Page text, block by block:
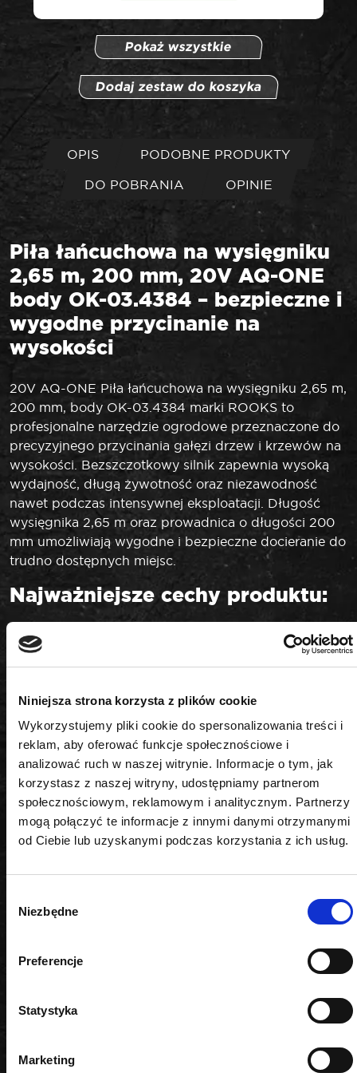
Niniejsza strona korzysta z plików cookie
Wykorzystujemy pliki cookie do spersonalizowania treści i
reklam, aby oferować funkcje społecznościowe i
analizować ruch w naszej witrynie. Informacje o tym, jak
korzystasz z naszej witryny, udostępniamy partnerom
społecznościowym, reklamowym i analitycznym. Partnerzy
mogą połączyć te informacje z innymi danymi otrzymanymi
od Ciebie lub uzyskanymi podczas korzystania z ich usług.
zgody
Niezbędne
Preferencje
Statystyka
Marketing
Pokaż wszystkie
Dodaj zestaw do koszyka
OPIS
PODOBNE PRODUKTY
DO POBRANIA
OPINIE
Piła łańcuchowa na wysięgniku
2,65 m, 200 mm, 20V AQ-ONE
body OK-03.4384 – bezpieczne i
wygodne przycinanie na
wysokości
20V AQ-ONE Piła łańcuchowa na wysięgniku 2,65 m,
200 mm, body OK-03.4384 marki ROOKS to
profesjonalne narzędzie ogrodowe przeznaczone do
precyzyjnego przycinania gałęzi drzew i krzewów na
wysokości. Bezszczotkowy silnik zapewnia wysoką
wydajność, długą żywotność oraz niezawodność
nawet podczas intensywnej eksploatacji. Długość
wysięgnika 2,65 m oraz prowadnica o długości 200
mm umożliwiają wygodne i bezpieczne docieranie do
trudno dostępnych miejsc.
Najważniejsze cechy produktu:
• Typ: piła łańcuchowa na wysięgniku
• System akumulatorowy: 20V AQ-ONE
• Bezszczotkowy silnik – większa wydajność i
trwałość
• Długość wysięgnika: 2,65 m
• Długość prowadnicy: 200 mm
• Maksymalna średnica cięcia: 180 mm
• Prędkość liniowa łańcucha: 5,5 m/s
• Maksymalna długość cięcia: 205 mm
• Pojemność zbiornika oleju: 70 ml
• Waga: 4,82 kg
eksploatację
• Uniwersalność – idealna do przycinania gałęzi
Bezpieczeństwo i komfort
użytkowania akumulatorowej
piły łańcuchowej
Piła łańcuchowa na wysięgniku 20V AQ-ONE OK-